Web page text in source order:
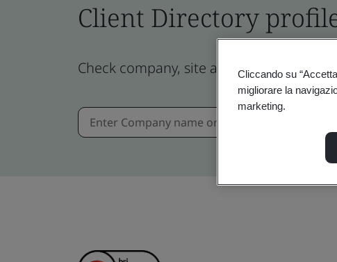
Client Directory
Check company, site and product
Cliccando su
migliorare la
marketing.